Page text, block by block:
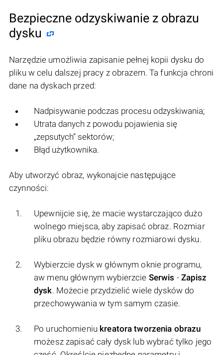
Bezpieczne odzyskiwanie z obrazu
dysku
Narzędzie umożliwia zapisanie pełnej kopii dysku do
pliku w celu dalszej pracy z obrazem. Ta funkcja chroni
dane na dyskach przed:
Nadpisywanie podczas procesu odzyskiwania;
Utrata danych z powodu pojawienia się
„zepsutych” sektorów;
Błąd użytkownika.
Aby utworzyć obraz, wykonajcie następujące
czynności:
Upewnijcie się, że macie wystarczająco dużo
wolnego miejsca, aby zapisać obraz. Rozmiar
pliku obrazu będzie równy rozmiarowi dysku.
Wybierzcie dysk w głównym oknie programu,
aw menu głównym wybierzcie Serwis - Zapisz
dysk. Możecie przydzielić wiele dysków do
przechowywania w tym samym czasie.
Po uruchomieniu kreatora tworzenia obrazu
możesz zapisać cały dysk lub wybrać tylko jego